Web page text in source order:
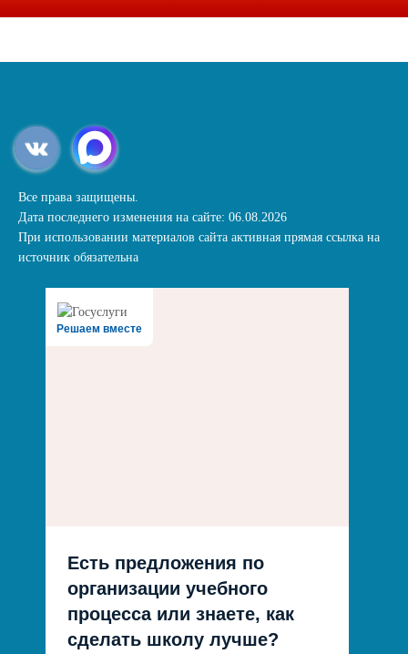
Все права защищены.
Дата последнего изменения на сайте: 06.08.2026
При использовании материалов сайта активная прямая ссылка на
источник обязательна
Решаем вместе
Есть предложения по
организации учебного
процесса или знаете, как
сделать школу лучше?